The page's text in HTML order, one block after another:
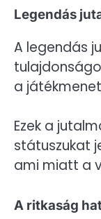
Legendás
A legendás
a
Ezek a
státuszukat
ami miatt a
A ritkaság